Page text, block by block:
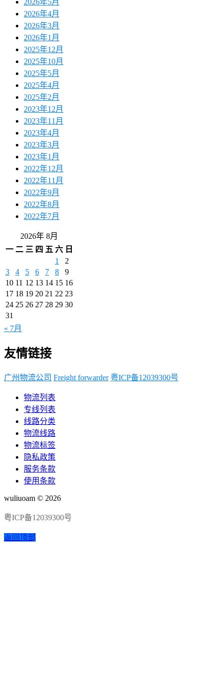
2026年5月
2026年4月
2026年3月
2026年1月
2025年12月
2025年10月
2025年5月
2025年4月
2025年2月
2023年12月
2023年11月
2023年4月
2023年3月
2023年1月
2022年12月
2022年11月
2022年9月
2022年8月
2022年7月
2026年 8月
一 二 三 四 五 六 日
1
2
3
4 5 6 7 8
9
10 11 12 13 14 15 16
17 18 19 20 21 22 23
24 25 26 27 28 29 30
31
« 7月
友情链接
广州物流公司 Freight forwarder 粤ICP备12039300号
物流列表
专线列表
线路分类
物流线路
物流标签
隐私政策
服务条款
使用条款
wuliuoam © 2026
粤ICP备12039300号
返回顶部